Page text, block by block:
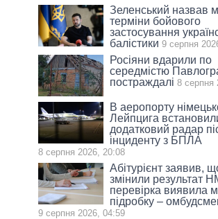
Зеленський назвав
терміни бойового
застосування
балістики 9 серпня
Росіяни вдарили по
середмістю
постраждалі 8 серпня
В аеропорту
Лейпцига
додатковий радар
інциденту з БПЛА
8 серпня 2026, 20:08
Абітурієнт заявив,
змінили результат
перевірка виявила
підробку –
9 серпня 2026, 04:59